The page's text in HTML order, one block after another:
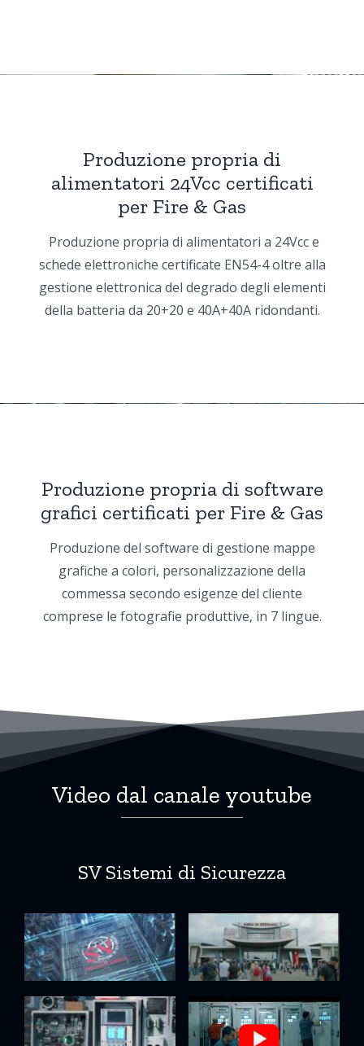
Produzione propria di
alimentatori 24Vcc certificati
per Fire & Gas
Produzione propria di alimentatori a 24Vcc e
schede elettroniche certificate EN54-4 oltre alla
gestione elettronica del degrado degli elementi
della batteria da 20+20 e 40A+40A ridondanti.
Produzione propria di software
grafici certificati per Fire & Gas
Produzione del software di gestione mappe
grafiche a colori, personalizzazione della
commessa secondo esigenze del cliente
comprese le fotografie produttive, in 7 lingue.
Video dal canale youtube
SV Sistemi di Sicurezza